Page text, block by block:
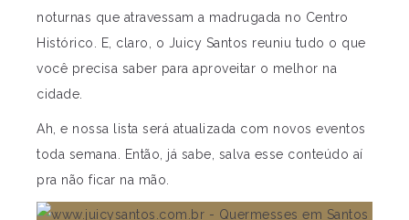
noturnas que atravessam a madrugada no Centro
Histórico. E, claro, o Juicy Santos reuniu tudo o que
você precisa saber para aproveitar o melhor na
cidade.
Ah, e nossa lista será atualizada com novos eventos
toda semana. Então, já sabe, salva esse conteúdo aí
pra não ficar na mão.